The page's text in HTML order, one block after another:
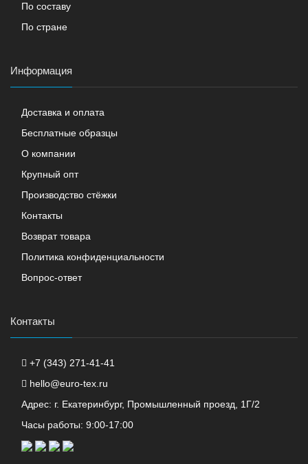
По составу
По стране
Информация
Доставка и оплата
Бесплатные образцы
О компании
Крупный опт
Производство стёжки
Контакты
Возврат товара
Политика конфиденциальности
Вопрос-ответ
Контакты
+7 (343) 271-41-41
hello@euro-tex.ru
Адрес: г. Екатеринбург, Промышленный проезд, 1Г/2
Часы работы: 9:00-17:00